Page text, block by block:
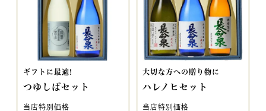
ギフトに最適!
つゆしばセット
当店特別価格
大切な方への贈り物に
ハレノヒセット
当店特別価格